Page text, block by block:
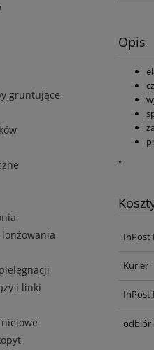
gruntujące
i linki
Opis
"
InPost
Kurier
InPost
odbiór